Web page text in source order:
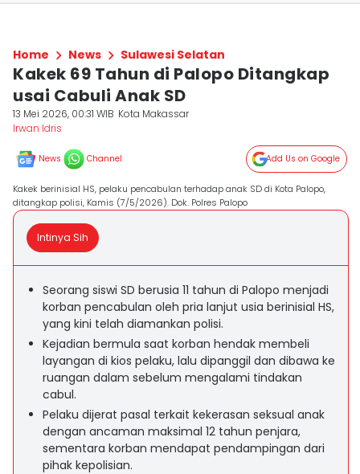
Home News Sulawesi Selatan
Kakek 69 Tahun di Palopo Ditangkap
usai Cabuli Anak SD
13 Mei 2026, 00:31 WIB Kota Makassar
Irwan Idris
News Channel Add Us on Google
Kakek berinisial HS, pelaku pencabulan terhadap anak SD di Kota Palopo,
ditangkap polisi, Kamis (7/5/2026). Dok. Polres Palopo
Intinya Sih
Seorang siswi SD berusia 11 tahun di Palopo menjadi
korban pencabulan oleh pria lanjut usia berinisial HS,
yang kini telah diamankan polisi.
Kejadian bermula saat korban hendak membeli
layangan di kios pelaku, lalu dipanggil dan dibawa ke
ruangan dalam sebelum mengalami tindakan
cabul.
Pelaku dijerat pasal terkait kekerasan seksual anak
dengan ancaman maksimal 12 tahun penjara,
sementara korban mendapat pendampingan dari
pihak kepolisian.